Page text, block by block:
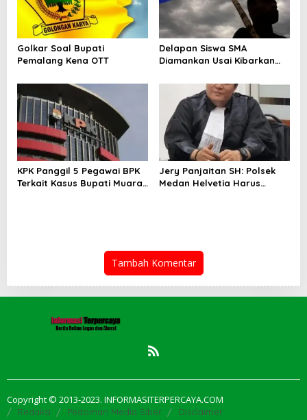
Golkar Soal Bupati
Pemalang Kena OTT
Delapan Siswa SMA
Diamankan Usai Kibarkan
Nabire
KPK Panggil 5 Pegawai BPK
Terkait Kasus Bupati Muara
Jery Panjaitan SH: Polsek
Medan Helvetia Harus
Tambah Komentar
Copyright © 2013-2023. INFORMASITERPERCAYA.COM
Redaksi Pedoman Media Siber Disclaimer